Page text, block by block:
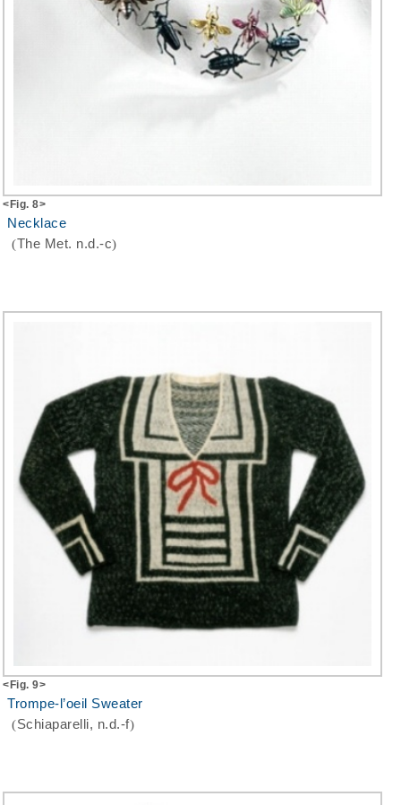
<Fig. 8>
Necklace
(The Met. n.d.-c)
<Fig. 9>
Trompe-l’oeil Sweater
(Schiaparelli, n.d.-f)